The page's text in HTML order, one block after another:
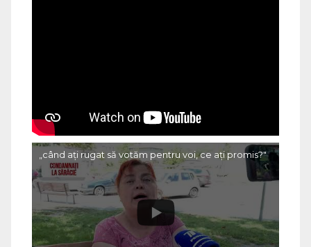
„când ați rugat să votăm pentru voi, ce ați promis?"